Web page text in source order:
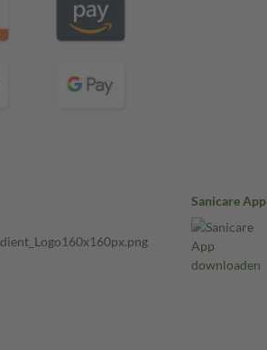
Sanicare App